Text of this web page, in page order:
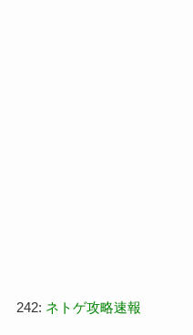
242: ネトゲ攻略速報